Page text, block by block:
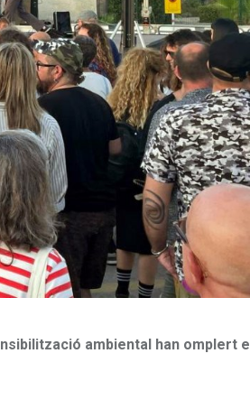
ambiental han omplert